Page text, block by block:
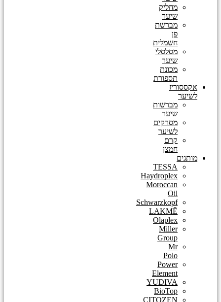
מחליק
שיער
מברשת
פן
חשמלית
מסלסלי
שיער
מכונת
תספורת
אקססוריז
לשיער
מברשות
שיער
מסרקים
לשיער
קרם
חמצן
מותגים
TESSA
Haydroplex
Moroccan
Oil
Schwarzkopf
LAKMĒ
Olaplex
Miller
Group
Mr
Polo
Power
Element
YUDIVA
BioTop
CITOZEN